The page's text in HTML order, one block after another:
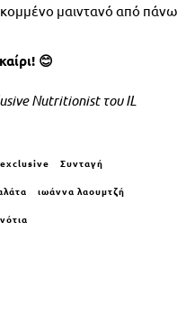
μαιντανό από πάνω
😊
Nutritionist του IL
Συνταγή
ιωάννα λαουμτζή